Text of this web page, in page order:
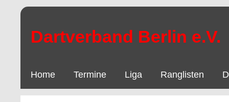
Dartverband Berlin e.V.
Home Termine Liga Ranglisten